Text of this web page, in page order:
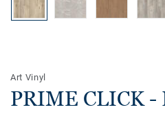
Art Vinyl
PRIME CLICK